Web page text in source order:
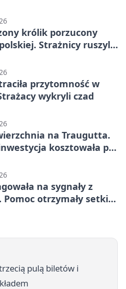
królik porzucony
Strażnicy ruszyli
przytomność w
wykryli czad
na Traugutta.
kosztowała pół
na sygnały z
otrzymały setki
pulą biletów i